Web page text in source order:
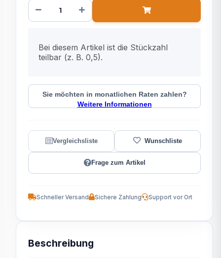
Bei diesem Artikel ist die Stückzahl
teilbar (z. B. 0,5).
Sie möchten in monatlichen Raten zahlen?
Weitere Informationen
Frage zum Artikel
Schneller Versand Sichere Zahlung Support vor Ort
Beschreibung